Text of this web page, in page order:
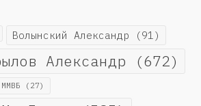
Волынский Александр (91)
Александр (672)
ММВБ (27)